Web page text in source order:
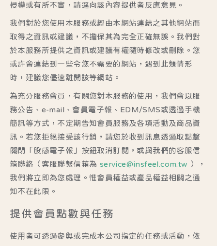
侵權或有所不實，請逕向該內容提供者反應意見。
我們對於您使用本服務或經由本網站連結之其他網站而
取得之資訊或建議，不擔保其為完全正確無誤。我們對
於本服務所提供之資訊或建議有權隨時修改或刪除。您
或許會連結到一些令您不需要的網站，遇到此類情形
時，建議您儘速離開該等網站。
為充分服務會員，有關您對本服務的使用，我們會以服
務公告、e-mail、會員電子報、EDM/SMS或透過手機
簡訊等方式，不定期告知會員服務及各項活動及商品資
訊。若您拒絕接受該行銷，請您於收到訊息透過取點擊
關閉「股感電子報」按鈕取消訂閱，或與我們的客服信
箱聯絡（客服聯繫信箱為 service@insfeel.com.tw ），
我們將立即為您處理。惟會員權益或產品權益相關之通
知不在此限。
提供會員點數與任務
使⽤者可透過參與或完成本公司指定的任務或活動，依